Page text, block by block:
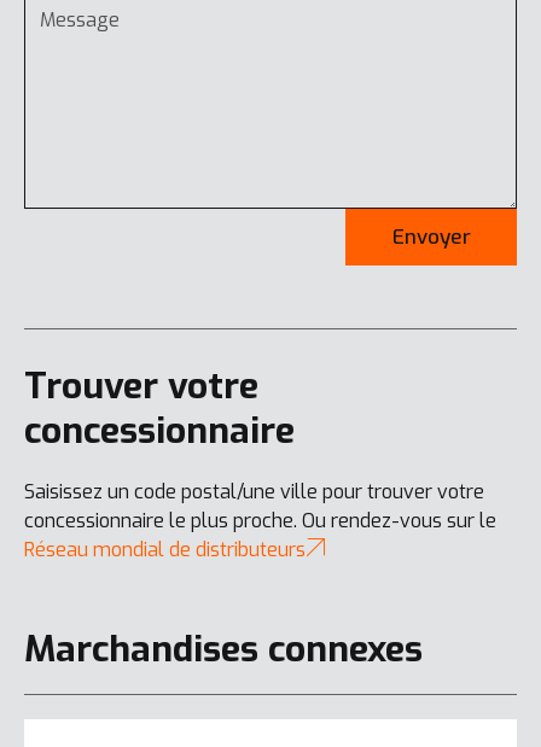
Envoyer
Trouver votre
concessionnaire
Saisissez un code postal/une ville pour trouver votre
concessionnaire le plus proche. Ou rendez-vous sur le
Réseau mondial de distributeurs
Marchandises connexes